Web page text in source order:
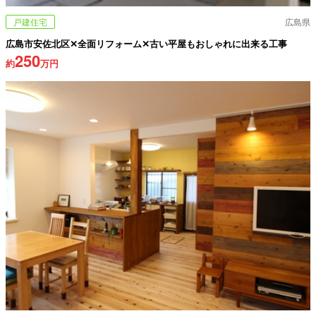
戸建住宅 広島県
広島市安佐北区✕全面リフォーム✕古い平屋もおしゃれに出来る工事
約250万円